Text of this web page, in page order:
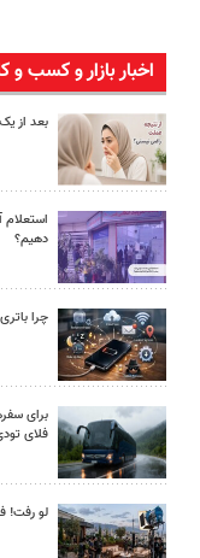
اخبار بازار و کسب و
بعد از
استعلام
دهیم؟
چرا باتری
برای
فلای
لو رفت!